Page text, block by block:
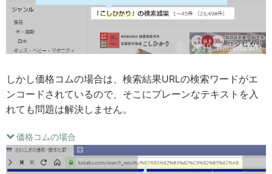
しかし価格コムの場合は、検索結果URLの検索ワードがエ
ンコードされているので、そこにプレーンなテキストを入
れても問題は解決しません。
価格コムの場合